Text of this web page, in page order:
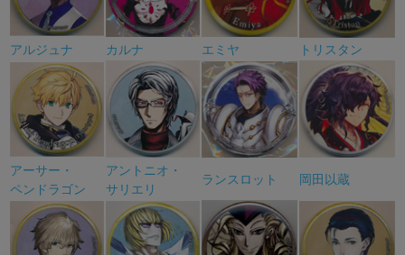
アルジュナ カルナ エミヤ トリスタン
アーサー・
ペンドラゴン
アントニオ・
サリエリ
ランスロット 岡田以蔵